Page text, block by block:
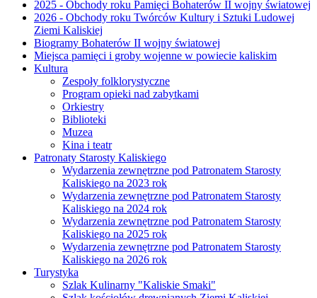
2025 - Obchody roku Pamięci Bohaterów II wojny światowej
2026 - Obchody roku Twórców Kultury i Sztuki Ludowej
Ziemi Kaliskiej
Biogramy Bohaterów II wojny światowej
Miejsca pamięci i groby wojenne w powiecie kaliskim
Kultura
Zespoły folklorystyczne
Program opieki nad zabytkami
Orkiestry
Biblioteki
Muzea
Kina i teatr
Patronaty Starosty Kaliskiego
Wydarzenia zewnętrzne pod Patronatem Starosty
Kaliskiego na 2023 rok
Wydarzenia zewnętrzne pod Patronatem Starosty
Kaliskiego na 2024 rok
Wydarzenia zewnętrzne pod Patronatem Starosty
Kaliskiego na 2025 rok
Wydarzenia zewnętrzne pod Patronatem Starosty
Kaliskiego na 2026 rok
Turystyka
Szlak Kulinarny "Kaliskie Smaki"